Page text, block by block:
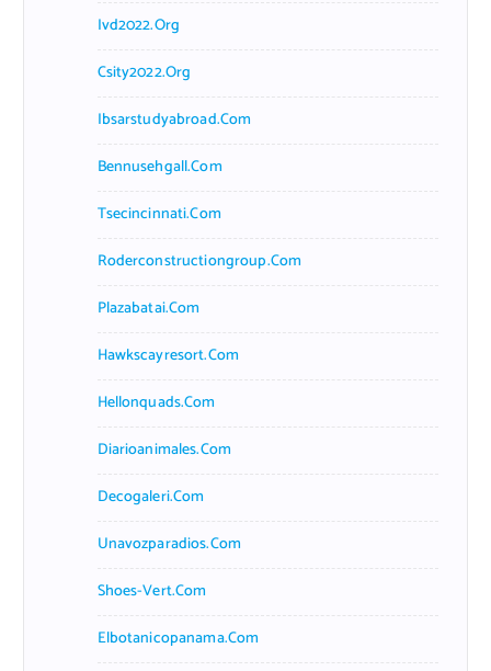
Ivd2022.org
Csity2022.org
Ibsarstudyabroad.com
Bennusehgall.com
Tsecincinnati.com
Roderconstructiongroup.com
Plazabatai.com
Hawkscayresort.com
Hellonquads.com
Diarioanimales.com
Decogaleri.com
Unavozparadios.com
Shoes-Vert.com
Elbotanicopanama.com